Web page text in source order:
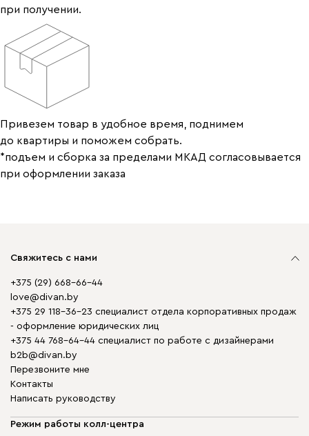
при получении.
Привезем товар в удобное время, поднимем
до квартиры и поможем собрать.
*подъем и сборка за пределами МКАД согласовывается
при оформлении заказа
Свяжитесь с нами
+375 (29) 668-66-44
love@divan.by
+375 29 118-36-23 специалист отдела корпоративных продаж
- оформление юридических лиц
+375 44 768-64-44 специалист по работе с дизайнерами
b2b@divan.by
Перезвоните мне
Контакты
Написать руководству
Режим работы колл-центра